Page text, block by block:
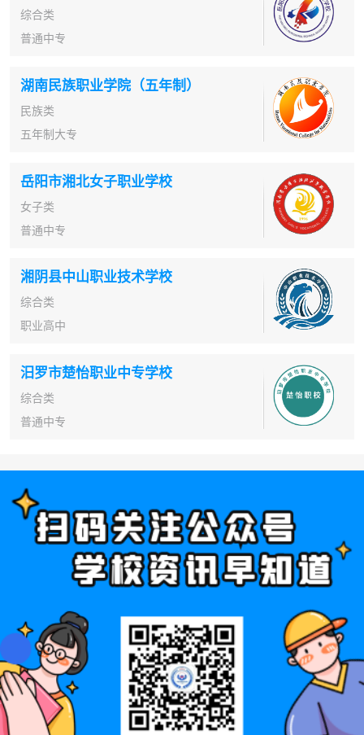
综合类
普通中专
湖南民族职业学院（五年制）
民族类
五年制大专
岳阳市湘北女子职业学校
女子类
普通中专
湘阴县中山职业技术学校
综合类
职业高中
汨罗市楚怡职业中专学校
综合类
普通中专